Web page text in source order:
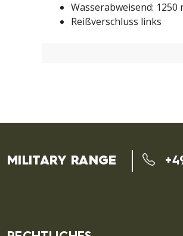
Wasserabweisend: 1250
Reißverschluss links
MILITARY RANGE